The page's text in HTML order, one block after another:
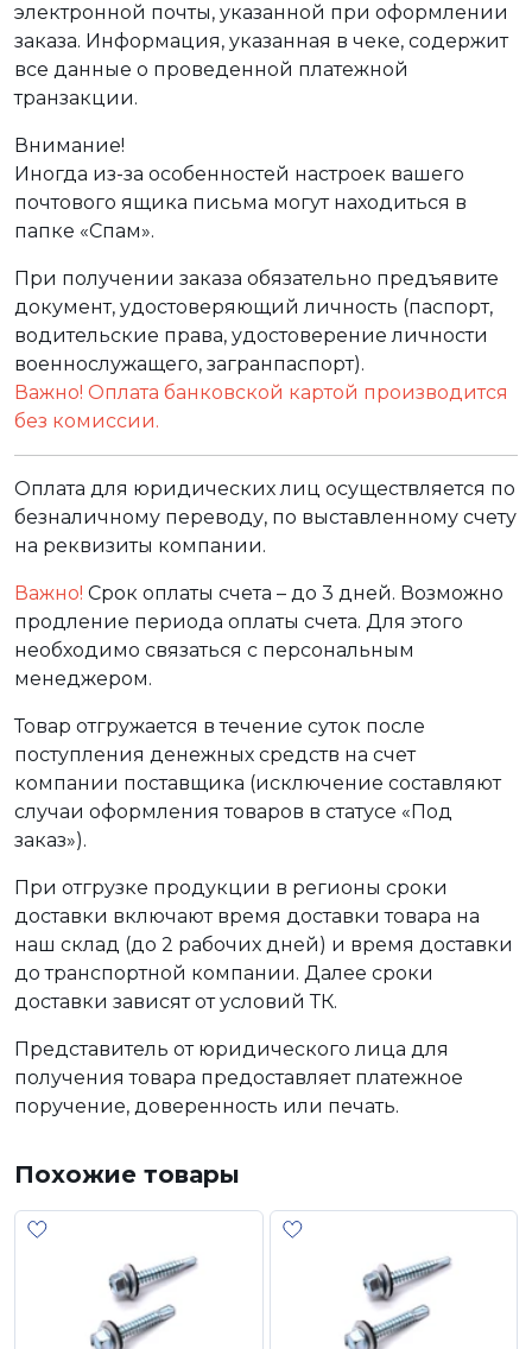
электронной почты, указанной при оформлении
заказа. Информация, указанная в чеке, содержит
все данные о проведенной платежной
транзакции.
Внимание!
Иногда из-за особенностей настроек вашего
почтового ящика письма могут находиться в
папке «Спам».
При получении заказа обязательно предъявите
документ, удостоверяющий личность (паспорт,
водительские права, удостоверение личности
военнослужащего, загранпаспорт).
Важно! Оплата банковской картой производится
без комиссии.
Оплата для юридических лиц осуществляется по
безналичному переводу, по выставленному счету
на реквизиты компании.
Важно! Срок оплаты счета – до 3 дней. Возможно
продление периода оплаты счета. Для этого
необходимо связаться с персональным
менеджером.
Товар отгружается в течение суток после
поступления денежных средств на счет
компании поставщика (исключение составляют
случаи оформления товаров в статусе «Под
заказ»).
При отгрузке продукции в регионы сроки
доставки включают время доставки товара на
наш склад (до 2 рабочих дней) и время доставки
до транспортной компании. Далее сроки
доставки зависят от условий ТК.
Представитель от юридического лица для
получения товара предоставляет платежное
поручение, доверенность или печать.
Похожие товары